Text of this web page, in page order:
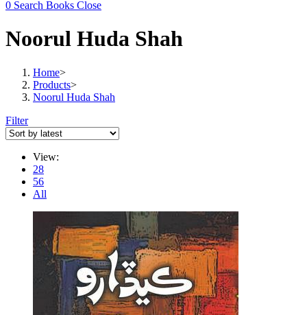
0 Search Books Close
Noorul Huda Shah
Home>
Products>
Noorul Huda Shah
Filter
View:
28
56
All